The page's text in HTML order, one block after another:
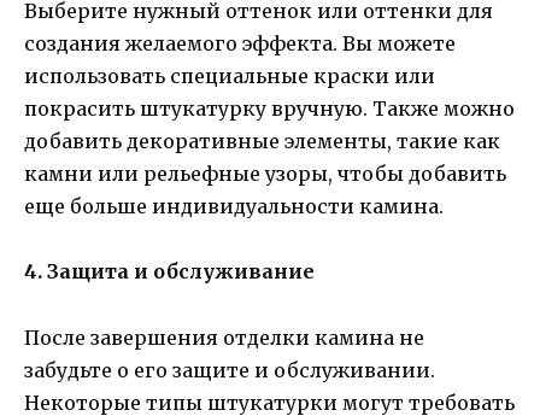
Выберите нужный оттенок или оттенки для
создания желаемого эффекта. Вы можете
использовать специальные краски или
покрасить штукатурку вручную. Также можно
добавить декоративные элементы, такие как
камни или рельефные узоры, чтобы добавить
еще больше индивидуальности камина.
4. Защита и обслуживание
После завершения отделки камина не
забудьте о его защите и обслуживании.
Некоторые типы штукатурки могут требовать